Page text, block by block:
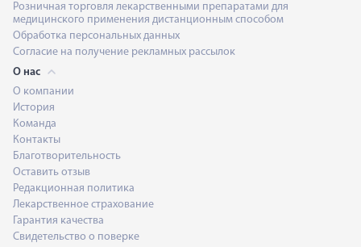
Розничная торговля лекарственными препаратами для
медицинского применения дистанционным способом
Обработка персональных данных
Согласие на получение рекламных рассылок
О нас
О компании
История
Команда
Контакты
Благотворительность
Оставить отзыв
Редакционная политика
Лекарственное страхование
Гарантия качества
Свидетельство о поверке